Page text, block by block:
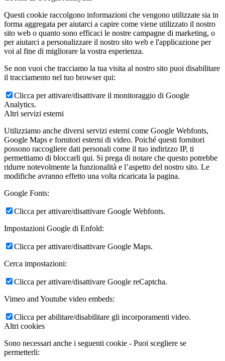
Questi cookie raccolgono informazioni che vengono utilizzate sia in
forma aggregata per aiutarci a capire come viene utilizzato il nostro
sito web o quanto sono efficaci le nostre campagne di marketing, o
per aiutarci a personalizzare il nostro sito web e l'applicazione per
voi al fine di migliorare la vostra esperienza.
Se non vuoi che tracciamo la tua visita al nostro sito puoi disabilitare
il tracciamento nel tuo browser qui:
Clicca per attivare/disattivare il monitoraggio di Google
Analytics.
Altri servizi esterni
Utilizziamo anche diversi servizi esterni come Google Webfonts,
Google Maps e fornitori esterni di video. Poiché questi fornitori
possono raccogliere dati personali come il tuo indirizzo IP, ti
permettiamo di bloccarli qui. Si prega di notare che questo potrebbe
ridurre notevolmente la funzionalità e l’aspetto del nostro sito. Le
modifiche avranno effetto una volta ricaricata la pagina.
Google Fonts:
Clicca per attivare/disattivare Google Webfonts.
Impostazioni Google di Enfold:
Clicca per attivare/disattivare Google Maps.
Cerca impostazioni:
Clicca per attivare/disattivare Google reCaptcha.
Vimeo and Youtube video embeds:
Clicca per abilitare/disabilitare gli incorporamenti video.
Altri cookies
Sono necessari anche i seguenti cookie - Puoi scegliere se
permetterli: